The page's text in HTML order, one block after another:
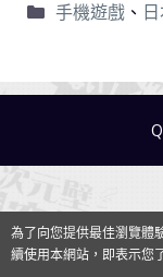
手機遊戲、
為了向您提供最佳瀏覽體
續使用本網站，即表示您